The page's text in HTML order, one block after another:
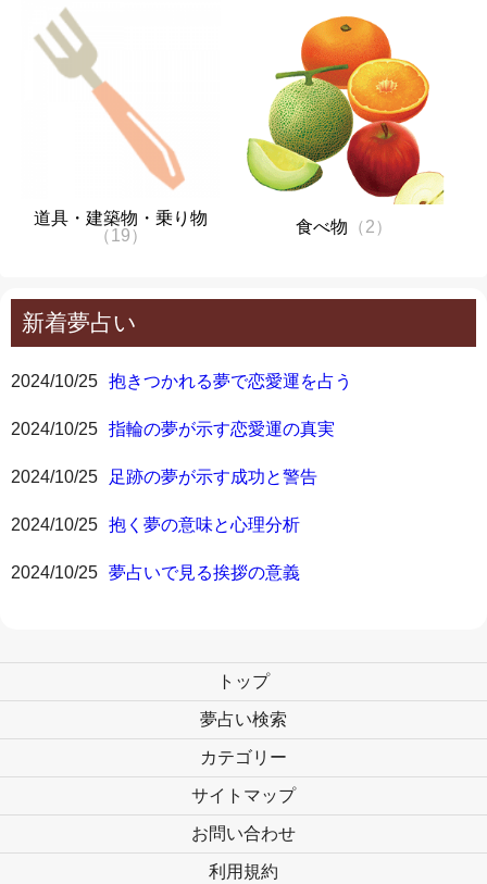
道具・建築物・乗り物
（19）
食べ物 （2）
新着夢占い
2024/10/25 抱きつかれる夢で恋愛運を占う
2024/10/25 指輪の夢が示す恋愛運の真実
2024/10/25 足跡の夢が示す成功と警告
2024/10/25 抱く夢の意味と心理分析
2024/10/25 夢占いで見る挨拶の意義
トップ
夢占い検索
カテゴリー
サイトマップ
お問い合わせ
利用規約